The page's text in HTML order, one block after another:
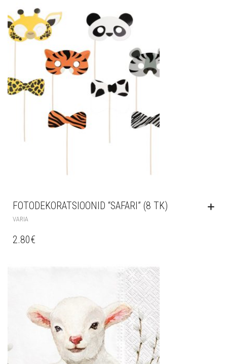
FOTODEKORATSIOONID “SAFARI” (8 TK)
VARIA
2.80€